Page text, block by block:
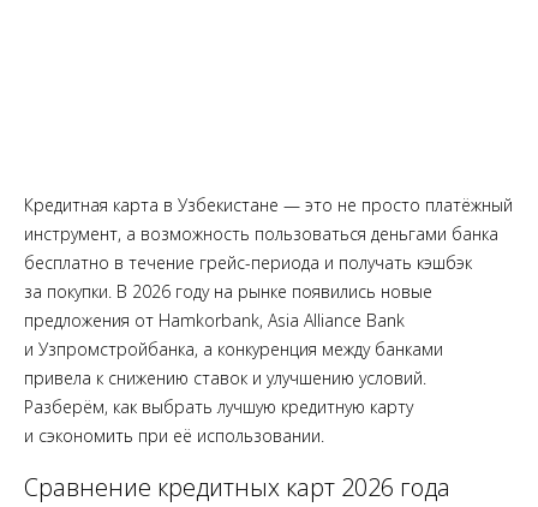
Кредитная карта в Узбекистане — это не просто платёжный
инструмент, а возможность пользоваться деньгами банка
бесплатно в течение грейс-периода и получать кэшбэк
за покупки. В 2026 году на рынке появились новые
предложения от Hamkorbank, Asia Alliance Bank
и Узпромстройбанка, а конкуренция между банками
привела к снижению ставок и улучшению условий.
Разберём, как выбрать лучшую кредитную карту
и сэкономить при её использовании.
Сравнение кредитных карт 2026 года